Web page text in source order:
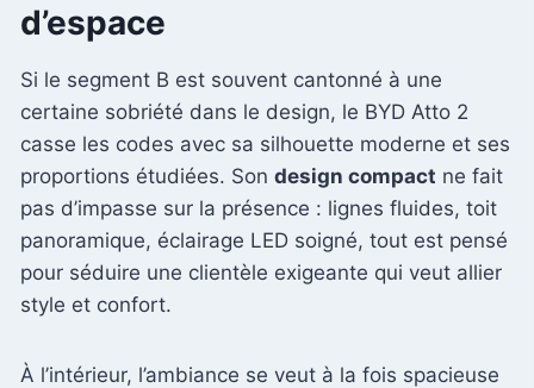
d’espace
Si le segment B est souvent cantonné à une
certaine sobriété dans le design, le BYD Atto 2
casse les codes avec sa silhouette moderne et ses
proportions étudiées. Son design compact ne fait
pas d’impasse sur la présence : lignes fluides, toit
panoramique, éclairage LED soigné, tout est pensé
pour séduire une clientèle exigeante qui veut allier
style et confort.
À l’intérieur, l’ambiance se veut à la fois spacieuse